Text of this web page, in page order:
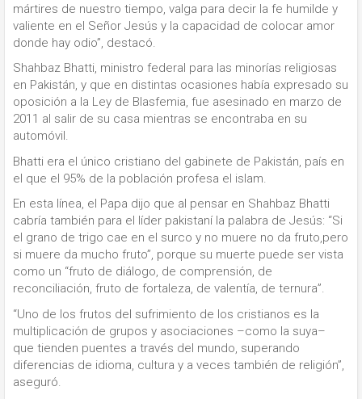
mártires de nuestro tiempo, valga para decir la fe humilde y
valiente en el Señor Jesús y la capacidad de colocar amor
donde hay odio”, destacó.
Shahbaz Bhatti, ministro federal para las minorías religiosas
en Pakistán, y que en distintas ocasiones había expresado su
oposición a la Ley de Blasfemia, fue asesinado en marzo de
2011 al salir de su casa mientras se encontraba en su
automóvil.
Bhatti era el único cristiano del gabinete de Pakistán, país en
el que el 95% de la población profesa el islam.
En esta línea, el Papa dijo que al pensar en Shahbaz Bhatti
cabría también para el líder pakistaní la palabra de Jesús: “Si
el grano de trigo cae en el surco y no muere no da fruto,pero
si muere da mucho fruto”, porque su muerte puede ser vista
como un “fruto de diálogo, de comprensión, de
reconciliación, fruto de fortaleza, de valentía, de ternura”.
“Uno de los frutos del sufrimiento de los cristianos es la
multiplicación de grupos y asociaciones –como la suya–
que tienden puentes a través del mundo, superando
diferencias de idioma, cultura y a veces también de religión”,
aseguró.